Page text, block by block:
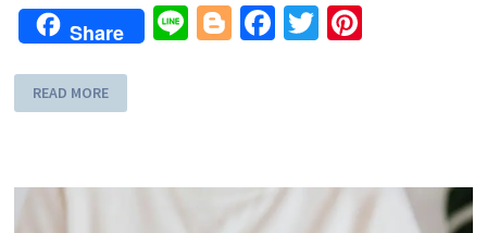
Share LineBlogger
Facebook
Twitter
READ MORE